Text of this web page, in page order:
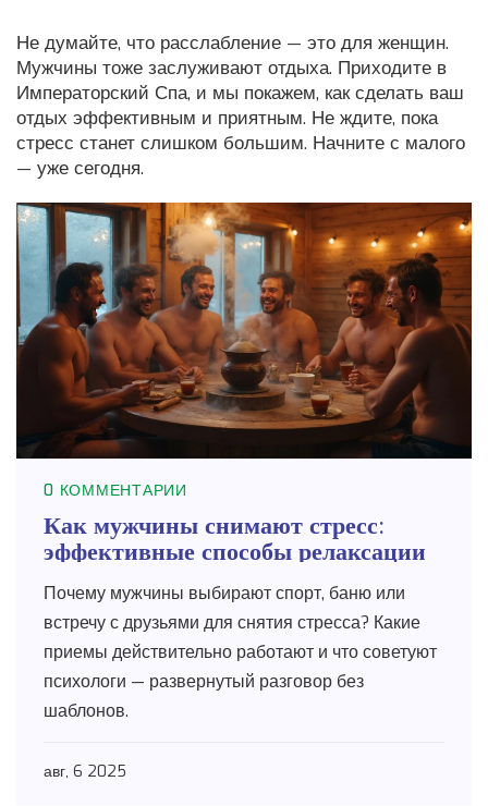
Не думайте, что расслабление — это для женщин.
Мужчины тоже заслуживают отдыха. Приходите в
Императорский Спа, и мы покажем, как сделать ваш
отдых эффективным и приятным. Не ждите, пока
стресс станет слишком большим. Начните с малого
— уже сегодня.
0 КОММЕНТАРИИ
Как мужчины снимают стресс:
эффективные способы релаксации
Почему мужчины выбирают спорт, баню или
встречу с друзьями для снятия стресса? Какие
приемы действительно работают и что советуют
психологи — развернутый разговор без
шаблонов.
авг, 6 2025